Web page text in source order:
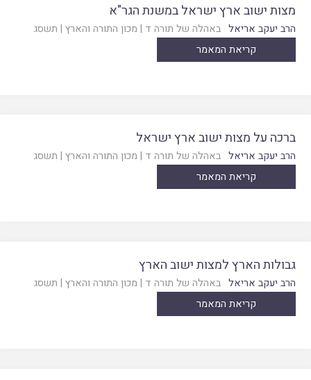
מצות ישוב ארץ ישראל במשנת הגר"א
הרב יעקב אריאל באהלה של תורה ד | מכון התורה והארץ | תשסג
קריאת המאמר
ברכה על מצות ישוב ארץ ישראל
הרב יעקב אריאל באהלה של תורה ד | מכון התורה והארץ | תשסג
קריאת המאמר
גבולות הארץ למצות ישוב הארץ
הרב יעקב אריאל באהלה של תורה ד | מכון התורה והארץ | תשסג
קריאת המאמר